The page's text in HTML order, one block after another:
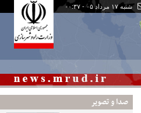
شنبه ۱۷ مرداد ۰۵ - ۰۰:۳۷
صدا و تصوير